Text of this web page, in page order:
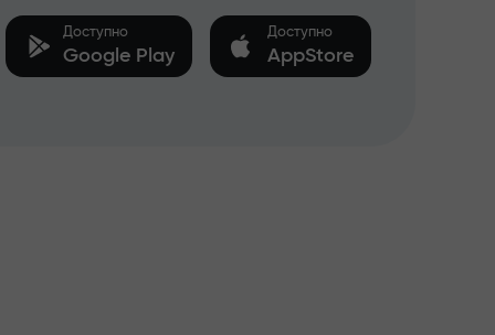
Доступно
Google Play
Доступно
AppStore